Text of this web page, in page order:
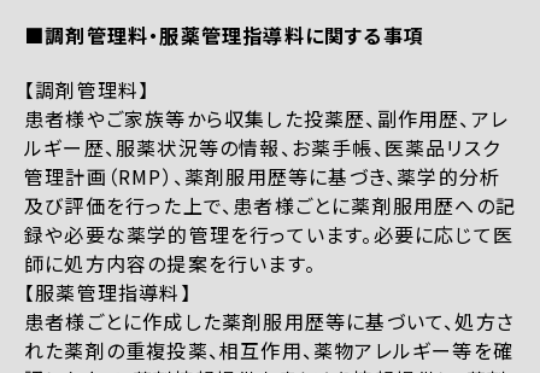
■調剤管理料・服薬管理指導料に関する事項
【調剤管理料】
患者様やご家族等から収集した投薬歴、副作用歴、アレ
ルギー歴、服薬状況等の情報、お薬手帳、医薬品リスク
管理計画（RMP）、薬剤服用歴等に基づき、薬学的分析
及び評価を行った上で、患者様ごとに薬剤服用歴への記
録や必要な薬学的管理を行っています。必要に応じて医
師に処方内容の提案を行います。
【服薬管理指導料】
患者様ごとに作成した薬剤服用歴等に基づいて、処方さ
れた薬剤の重複投薬、相互作用、薬物アレルギー等を確